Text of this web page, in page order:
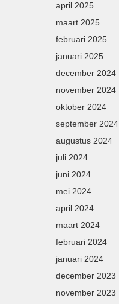
april 2025
maart 2025
februari 2025
januari 2025
december 2024
november 2024
oktober 2024
september 2024
augustus 2024
juli 2024
juni 2024
mei 2024
april 2024
maart 2024
februari 2024
januari 2024
december 2023
november 2023